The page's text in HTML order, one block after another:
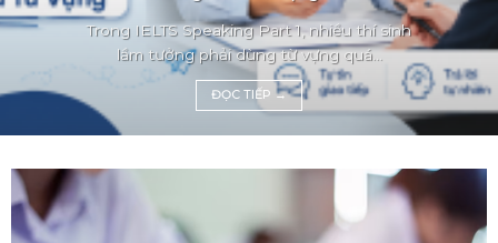
Trong IELTS Speaking Part 1, nhiều thí sinh
lầm tưởng phải dùng từ vựng quá...
ĐỌC TIẾP →